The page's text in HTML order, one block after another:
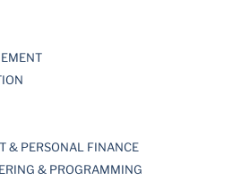
& PERSONAL FINANCE
& PROGRAMMING